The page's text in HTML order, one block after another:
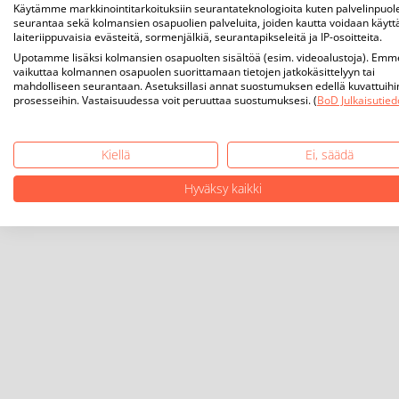
Käytämme markkinointitarkoituksiin seurantateknologioita kuten
seurantaa sekä kolmansien osapuolien palveluita, joiden kautta voidaan
laiteriippuvaisia evästeitä, sormenjälkiä, seurantapikseleitä ja IP-osoitteita.
Upotamme lisäksi kolmansien osapuolten sisältöä (esim. videoalustoja).
vaikuttaa kolmannen osapuolen suorittamaan tietojen jatkokäsittelyyn tai
mahdolliseen seurantaan. Asetuksillasi annat suostumuksen edellä
prosesseihin. Vastaisuudessa voit peruuttaa suostumuksesi. (BoD
Kiellä
Ei, säädä
Hyväksy kaikki